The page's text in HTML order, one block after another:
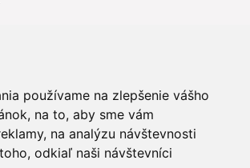
používame na zlepšenie vášho
na to, aby sme vám
na analýzu návštevnosti
odkiaľ naši návštevníci